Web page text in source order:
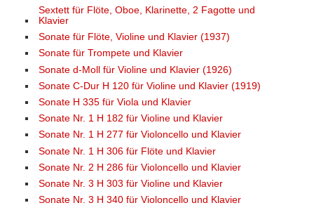
Sextett für Flöte, Oboe, Klarinette, 2 Fagotte und
Klavier
Sonate für Flöte, Violine und Klavier (1937)
Sonate für Trompete und Klavier
Sonate d-Moll für Violine und Klavier (1926)
Sonate C-Dur H 120 für Violine und Klavier (1919)
Sonate H 335 für Viola und Klavier
Sonate Nr. 1 H 182 für Violine und Klavier
Sonate Nr. 1 H 277 für Violoncello und Klavier
Sonate Nr. 1 H 306 für Flöte und Klavier
Sonate Nr. 2 H 286 für Violoncello und Klavier
Sonate Nr. 3 H 303 für Violine und Klavier
Sonate Nr. 3 H 340 für Violoncello und Klavier